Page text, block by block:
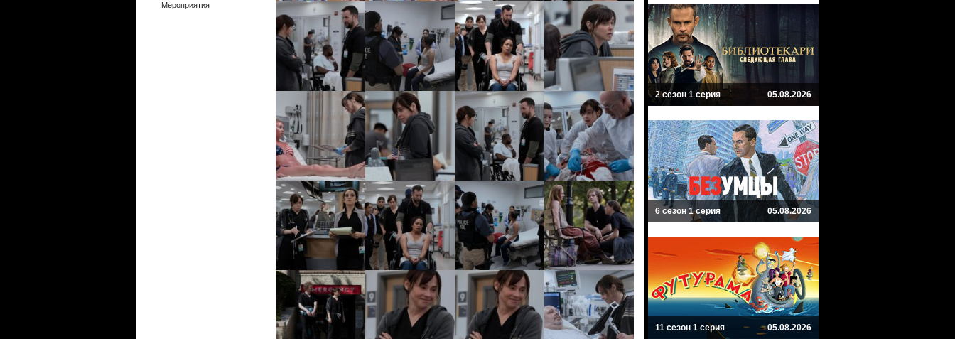
Мероприятия
2 сезон 1 серия 05.08.2026
6 сезон 1 серия 05.08.2026
11 сезон 1 серия 05.08.2026